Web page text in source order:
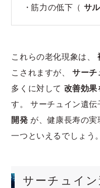
筋力の低下（ サ
これらの老化現象は、
こされますが、サーチ
多くに対して 改善効果
す。 サーチュイン遺伝
開発 が、健康長寿の
一つといえるでしょう。
サーチュイ